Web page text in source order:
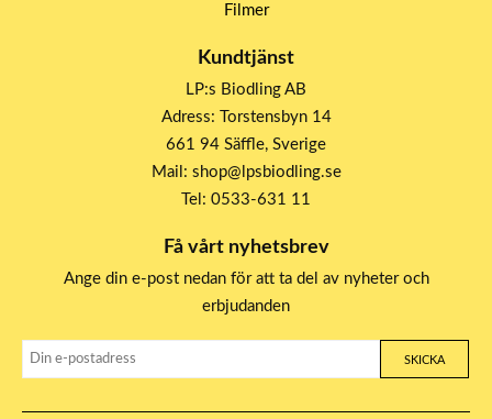
Filmer
Kundtjänst
LP:s Biodling AB
Adress: Torstensbyn 14
661 94 Säffle, Sverige
Mail: shop@lpsbiodling.se
Tel: 0533-631 11
Få vårt nyhetsbrev
Ange din e-post nedan för att ta del av nyheter och
erbjudanden
SKICKA